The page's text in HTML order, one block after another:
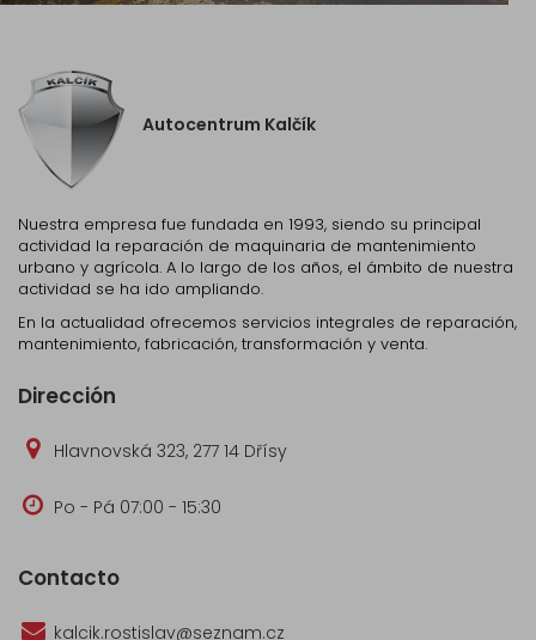
Autocentrum Kalčík
Nuestra empresa fue fundada en 1993, siendo su principal
actividad la reparación de maquinaria de mantenimiento
urbano y agrícola. A lo largo de los años, el ámbito de nuestra
actividad se ha ido ampliando.
En la actualidad ofrecemos servicios integrales de reparación,
mantenimiento, fabricación, transformación y venta.
Dirección
Hlavnovská 323, 277 14 Dřísy
Po - Pá 07:00 - 15:30
Contacto
kalcik.rostislav@seznam.cz